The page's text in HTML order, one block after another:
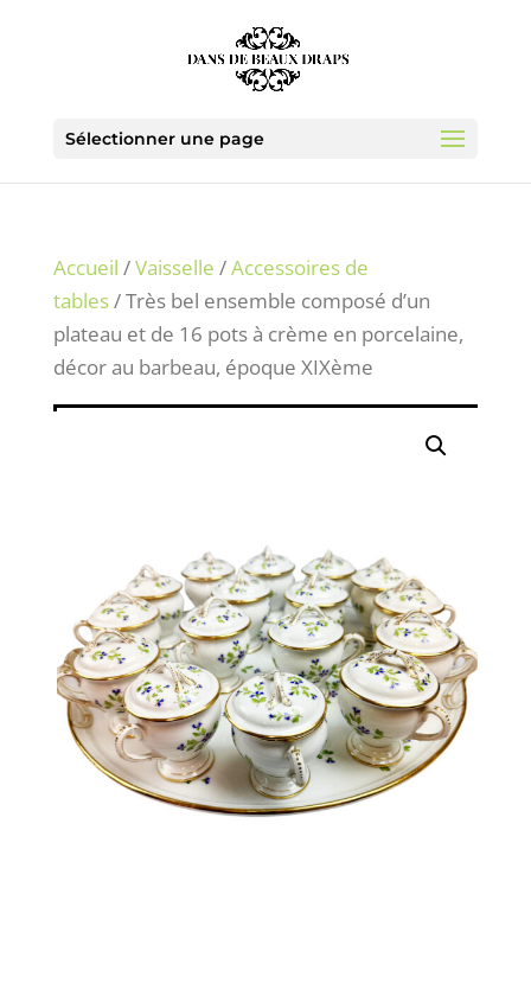
Sélectionner une page
Accueil /Vaisselle /Accessoires de
tables/ Très bel ensemble composé d’un
plateau et de 16 pots à crème en porcelaine,
décor au barbeau, époque XIXème